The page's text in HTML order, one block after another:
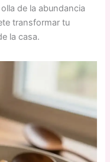
de la abundancia
transformar tu
la casa.